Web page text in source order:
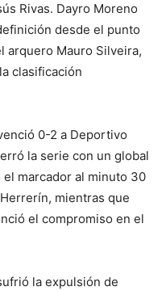
Rivas. Dayro Moreno
desde el punto
arquero Mauro Silveira,
clasificación
0-2 a Deportivo
la serie con un global
marcador al minuto 30
mientras que
el compromiso en el
la expulsión de